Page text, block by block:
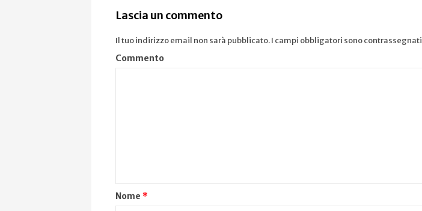
Lascia un commento
Il tuo indirizzo email non sarà pubblicato.I campi obbligatori sono contrassegnati
Commento
Nome *